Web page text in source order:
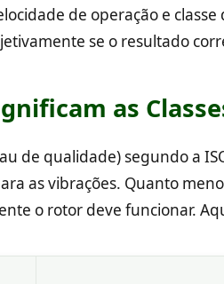
de operação e
se o resultado
as
de qualidade) segundo a
as vibrações. Quanto
o rotor deve funcionar.